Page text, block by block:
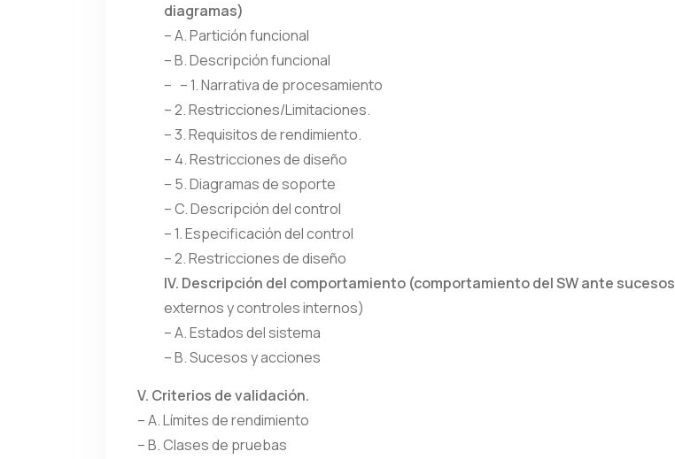
diagramas)
– A. Partición funcional
– B. Descripción funcional
– – 1. Narrativa de procesamiento
– 2. Restricciones/Limitaciones.
– 3. Requisitos de rendimiento.
– 4. Restricciones de diseño
– 5. Diagramas de soporte
– C. Descripción del control
– 1. Especificación del control
– 2. Restricciones de diseño
IV. Descripción del comportamiento (comportamiento del SW ante sucesos
externos y controles internos)
– A. Estados del sistema
– B. Sucesos y acciones
V. Criterios de validación.
– A. Límites de rendimiento
– B. Clases de pruebas